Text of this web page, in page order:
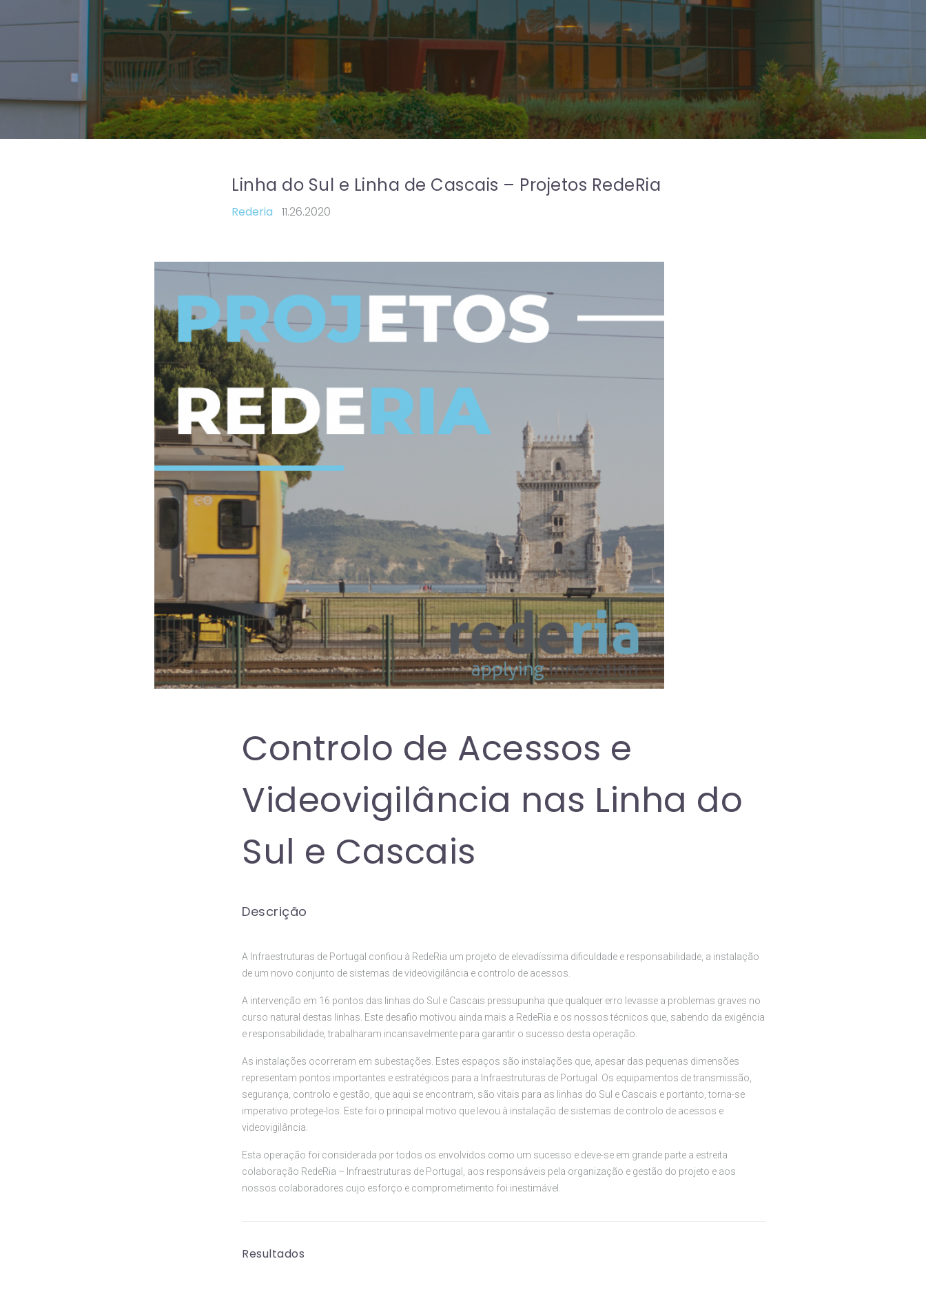
Linha do Sul e Linha de Cascais – Projetos RedeRia
Rederia 11.26.2020
Controlo de Acessos e
Videovigilância nas Linha do
Sul e Cascais
Descrição
A Infraestruturas de Portugal confiou à RedeRia um projeto de elevadíssima dificuldade e responsabilidade, a instalação
de um novo conjunto de sistemas de videovigilância e controlo de acessos.
A intervenção em 16 pontos das linhas do Sul e Cascais pressupunha que qualquer erro levasse a problemas graves no
curso natural destas linhas. Este desafio motivou ainda mais a RedeRia e os nossos técnicos que, sabendo da exigência
e responsabilidade, trabalharam incansavelmente para garantir o sucesso desta operação.
As instalações ocorreram em subestações. Estes espaços são instalações que, apesar das pequenas dimensões
representam pontos importantes e estratégicos para a Infraestruturas de Portugal. Os equipamentos de transmissão,
segurança, controlo e gestão, que aqui se encontram, são vitais para as linhas do Sul e Cascais e portanto, torna-se
imperativo protege-los. Este foi o principal motivo que levou à instalação de sistemas de controlo de acessos e
videovigilância.
Esta operação foi considerada por todos os envolvidos como um sucesso e deve-se em grande parte a estreita
colaboração RedeRia – Infraestruturas de Portugal, aos responsáveis pela organização e gestão do projeto e aos
nossos colaboradores cujo esforço e comprometimento foi inestimável.
Resultados